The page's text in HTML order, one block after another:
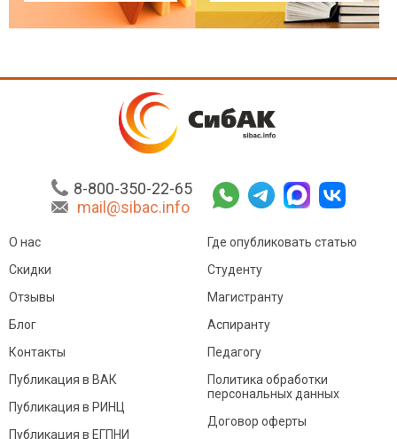
8-800-350-22-65
mail@sibac.info
О нас
Скидки
Отзывы
Блог
Контакты
Где опубликовать статью
Студенту
Магистранту
Аспиранту
Педагогу
Публикация в ВАК
Публикация в РИНЦ
Публикация в ЕГПНИ
Политика обработки
персональных данных
Договор оферты